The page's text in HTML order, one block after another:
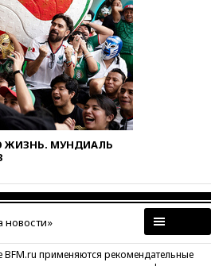
ЖИЗНЬ. МУНДИАЛЬ
применяются рекомендательные